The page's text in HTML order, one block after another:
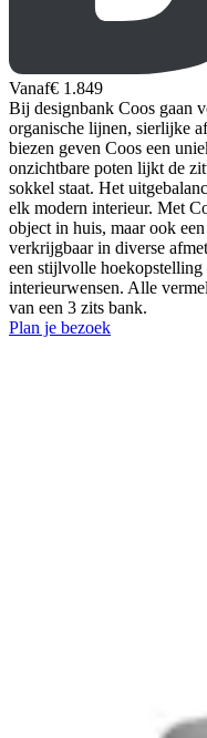
Vanaf€ 1.849
Bij designbank Coos gaan
organische lijnen, sierlijke
biezen geven Coos een
onzichtbare poten lijkt de
sokkel staat. Het
elk modern interieur. Met
object in huis, maar ook
verkrijgbaar in diverse
een stijlvolle
interieurwensen. Alle
van een 3 zits bank.
Plan je bezoek